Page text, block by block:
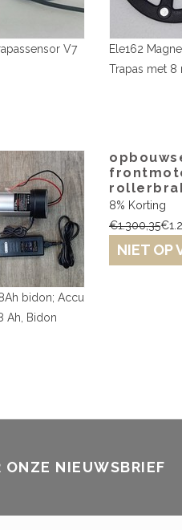
V7
Ele162
Trapas met 8
bidon; Accu
Ah, Bidon
8% Korting
€1.300,35
NIET OP
ONZE NIEUWSBRIEF